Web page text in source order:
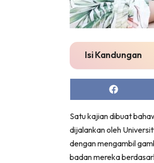
Isi Kandungan
Share
on
Satu kajian dibuat
dijalankan oleh
dengan mengambil
badan mereka